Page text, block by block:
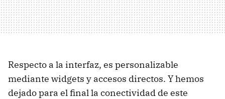
Respecto a la interfaz, es personalizable
mediante widgets y accesos directos. Y hemos
dejado para el final la conectividad de este